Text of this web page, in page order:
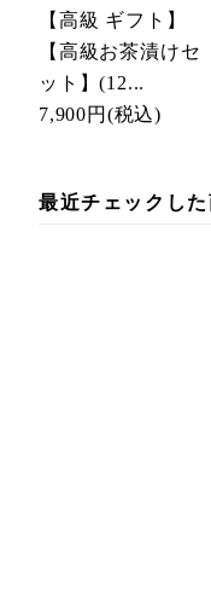
【高級 ギフト】
【高級お茶漬けセ
ット】(12...
7,900円 (税込)
最近チェックした